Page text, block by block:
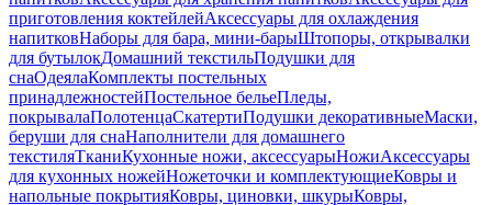
приготовления коктейлейАксессуары для охлаждения
напитковНаборы для бара, мини-барыШтопоры, открывалки
для бутылокДомашний текстильПодушки для
снаОдеялаКомплекты постельных
принадлежностейПостельное бельеПледы,
покрывалаПолотенцаСкатертиПодушки декоративныеМаски,
беруши для снаНаполнители для домашнего
текстиляТканиКухонные ножи, аксессуарыНожиАксессуары
для кухонных ножейНожеточки и комплектующиеКовры и
напольные покрытияКовры, циновки, шкурыКовры,